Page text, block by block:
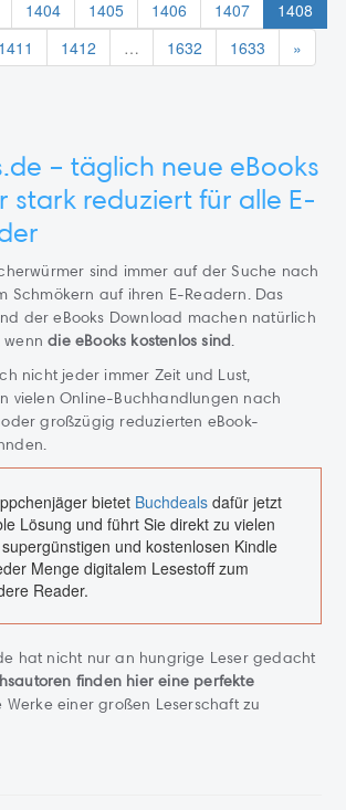
1404 1405 1406 1407
1408
1411 1412 … 1632 1633 »
– täglich neue eBooks
stark reduziert für alle E-
sind immer auf der Suche nach
Schmökern auf ihren E-Readern. Das
der eBooks Download machen natürlich
wenndie eBooks kostenlos sind.
nicht jeder immer Zeit und Lust,
vielen Online-Buchhandlungen nach
oder großzügig reduzierten eBook-
bietet Buchdeals dafür jetzt
Lösung und führt Sie direkt zu vielen
und kostenlosen Kindle
Menge digitalem Lesestoff zum
Reader.
hat nicht nur an hungrige Leser gedacht
finden hier eine perfekte
Werke einer großen Leserschaft zu